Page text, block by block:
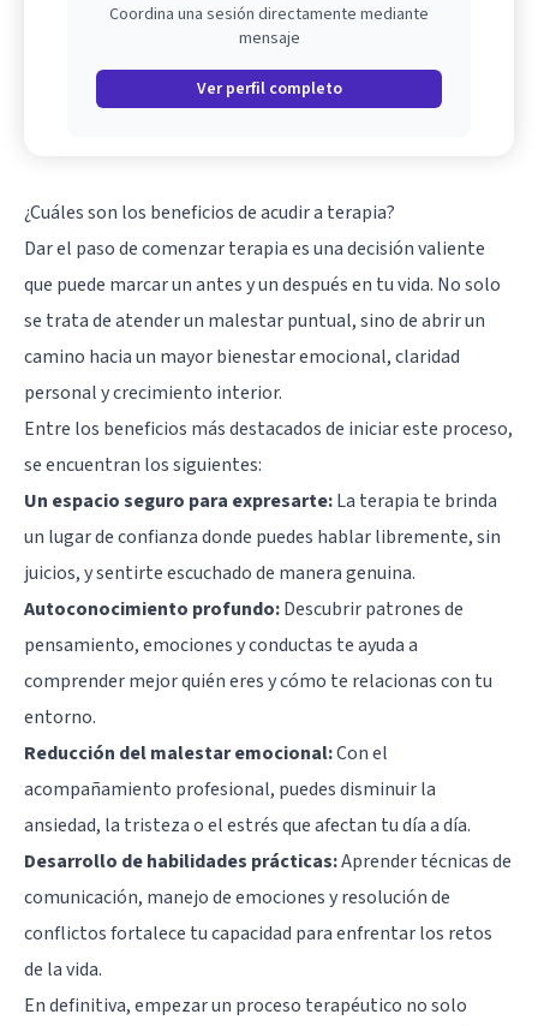
Coordina una sesión directamente mediante
mensaje
Ver perfil completo
¿Cuáles son los beneficios de acudir a terapia?
Dar el paso de comenzar terapia es una decisión valiente
que puede marcar un antes y un después en tu vida. No solo
se trata de atender un malestar puntual, sino de abrir un
camino hacia un mayor bienestar emocional, claridad
personal y crecimiento interior.
Entre los beneficios más destacados de iniciar este proceso,
se encuentran los siguientes:
Un espacio seguro para expresarte:La terapia te brinda
un lugar de confianza donde puedes hablar libremente, sin
juicios, y sentirte escuchado de manera genuina.
Autoconocimiento profundo:Descubrir patrones de
pensamiento, emociones y conductas te ayuda a
comprender mejor quién eres y cómo te relacionas con tu
entorno.
Reducción del malestar emocional:Con el
acompañamiento profesional, puedes disminuir la
ansiedad, la tristeza o el estrés que afectan tu día a día.
Desarrollo de habilidades prácticas:Aprender técnicas de
comunicación, manejo de emociones y resolución de
conflictos fortalece tu capacidad para enfrentar los retos
de la vida.
En definitiva, empezar un proceso terapéutico no solo